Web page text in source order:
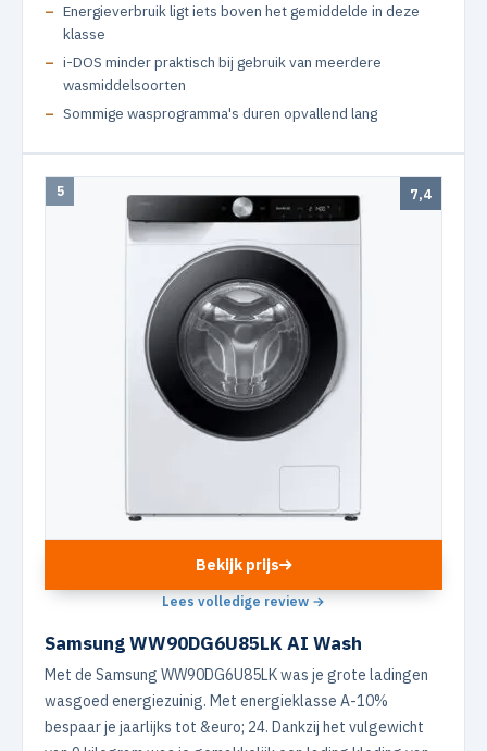
Energieverbruik ligt iets boven het gemiddelde in deze
klasse
i-DOS minder praktisch bij gebruik van meerdere
wasmiddelsoorten
Sommige wasprogramma's duren opvallend lang
5 7,4
Bekijk prijs
Lees volledige review →
Samsung WW90DG6U85LK AI Wash
Met de Samsung WW90DG6U85LK was je grote ladingen
wasgoed energiezuinig. Met energieklasse A-10%
bespaar je jaarlijks tot &euro; 24. Dankzij het vulgewicht